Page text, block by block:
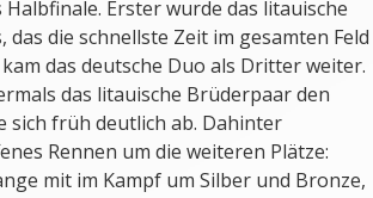
Erster wurde das litauische
die schnellste Zeit im gesamten Feld
das deutsche Duo als Dritter weiter.
das litauische Brüderpaar den
sich früh deutlich ab. Dahinter
Rennen um die weiteren Plätze:
mit im Kampf um Silber und Bronze,